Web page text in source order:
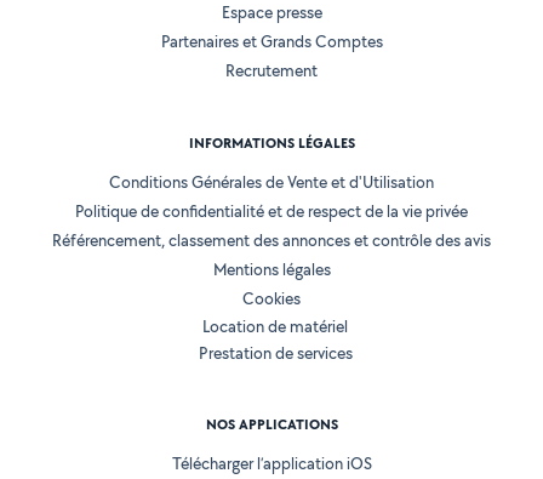
Espace presse
Partenaires et Grands Comptes
Recrutement
INFORMATIONS LÉGALES
Conditions Générales de Vente et d'Utilisation
Politique de confidentialité et de respect de la vie privée
Référencement, classement des annonces et contrôle des avis
Mentions légales
Cookies
Location de matériel
Prestation de services
NOS APPLICATIONS
Télécharger l’application iOS